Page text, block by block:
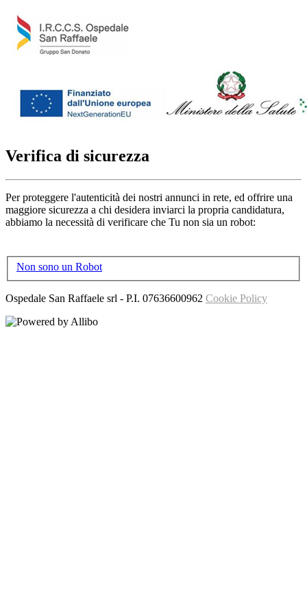
Verifica di sicurezza
Per proteggere l'autenticità dei nostri annunci in rete, ed offrire una
maggiore sicurezza a chi desidera inviarci la propria candidatura,
abbiamo la necessità di verificare che Tu non sia un robot:
Non sono un Robot
Ospedale San Raffaele srl - P.I. 07636600962 Cookie Policy